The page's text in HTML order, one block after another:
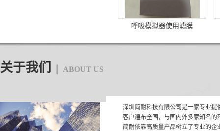
呼吸模拟器使用滤膜
关于我们 | ABOUT US
深圳简耐科技有限公司是一家专业
客户遍布全国，与国内外多家知名
简耐依靠高质量产品树立了专业的